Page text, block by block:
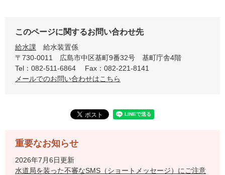
このページに関するお問い合わせ先
給水課
給水装置係
〒730-0011
広島市中区基町9番32号 基町庁舎4階
Tel：082-511-6864
Fax：082-221-8141
メールでのお問い合わせはこちら
重要なお知らせ
2026年7月6日更新
水道局を装った不審なSMS（ショートメッセージ）にご注意